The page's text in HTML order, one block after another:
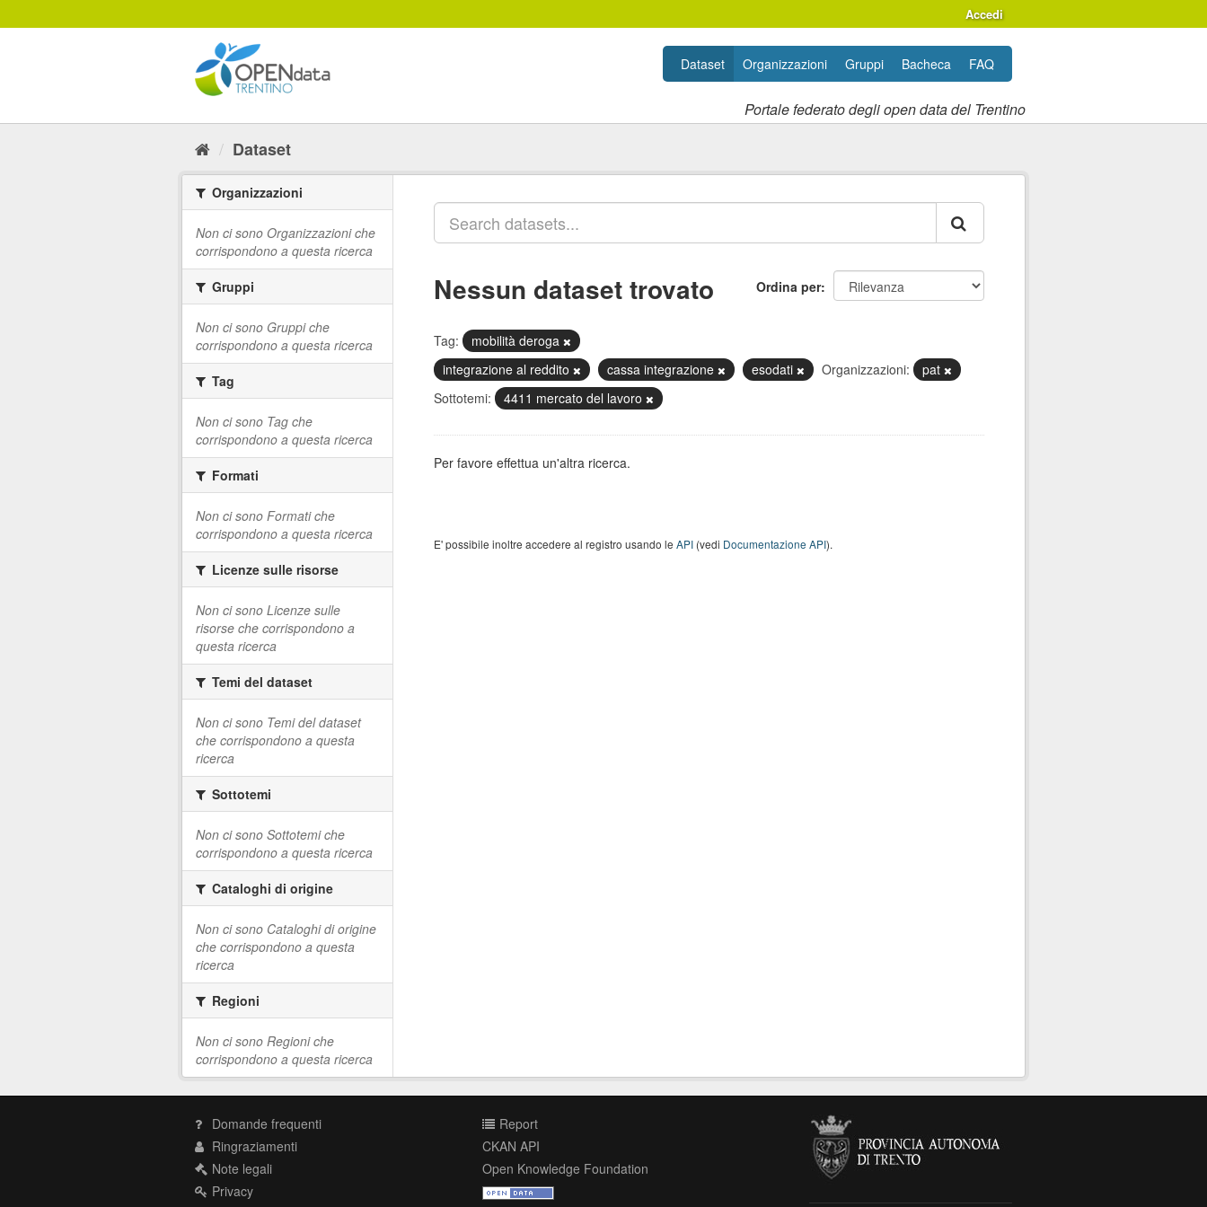
al
Accedi
Portale federato degli open data del Trentino
Dataset Organizzazioni Gruppi Bacheca FAQ
Dataset
Organizzazioni
Non ci sono Organizzazioni che
corrispondono a questa ricerca
Gruppi
Non ci sono Gruppi che
corrispondono a questa ricerca
Tag
Non ci sono Tag che
corrispondono a questa ricerca
Formati
Non ci sono Formati che
corrispondono a questa ricerca
Licenze sulle risorse
Non ci sono Licenze sulle
risorse che corrispondono a
questa ricerca
Temi del dataset
Non ci sono Temi del dataset
che corrispondono a questa
ricerca
Sottotemi
Non ci sono Sottotemi che
corrispondono a questa ricerca
Cataloghi di origine
Non ci sono Cataloghi di origine
che corrispondono a questa
ricerca
Regioni
Non ci sono Regioni che
corrispondono a questa ricerca
Ordina per
Nessun dataset trovato
Tag:
mobilità deroga
integrazione al reddito
cassa integrazione esodati Organizzazioni:
pat
Sottotemi:
4411 mercato del lavoro
Per favore effettua un'altra ricerca.
E' possibile inoltre accedere al registro usando le API(vedi Documentazione API).
Domande frequenti
Ringraziamenti
Note legali
Privacy
Report
CKAN API
Open Knowledge Foundation